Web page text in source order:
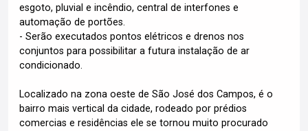
esgoto, pluvial e incêndio, central de interfones e
automação de portões.
- Serão executados pontos elétricos e drenos nos
conjuntos para possibilitar a futura instalação de ar
condicionado.
Localizado na zona oeste de São José dos Campos, é o
bairro mais vertical da cidade, rodeado por prédios
comercias e residências ele se tornou muito procurado